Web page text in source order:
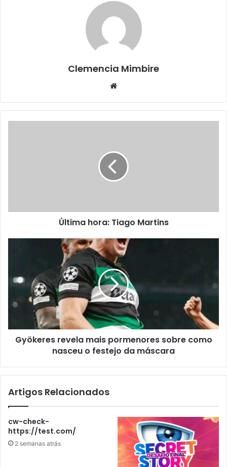
Clemencia Mimbire
Website
Última hora: Tiago Martins
Gyökeres revela mais pormenores sobre como
nasceu o festejo da máscara
Artigos Relacionados
cw-check-
https://test.com/
2 semanas atrás